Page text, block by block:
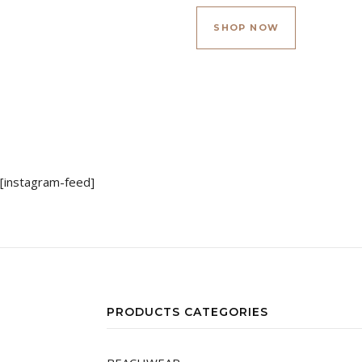
SHOP NOW
Este
[instagram-feed]
PRODUCTS CATEGORIES